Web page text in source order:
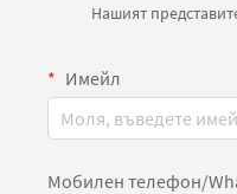
Нашият
Имейл
Мобилен телефон/